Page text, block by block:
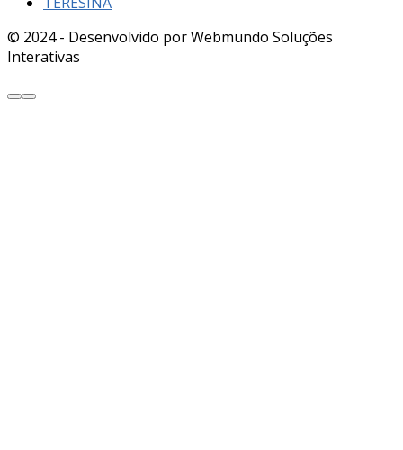
© 2024 - Desenvolvido por Webmundo Soluções
Interativas